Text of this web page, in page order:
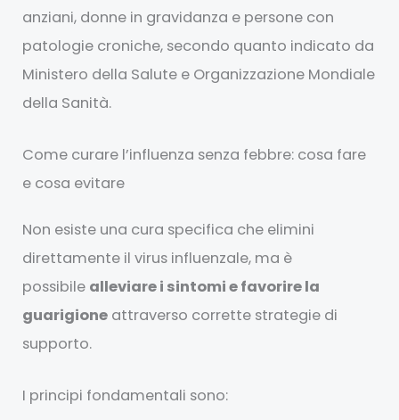
anziani, donne in gravidanza e persone con
patologie croniche, secondo quanto indicato da
Ministero della Salute e Organizzazione Mondiale
della Sanità.
Come curare l’influenza senza febbre: cosa fare
e cosa evitare
Non esiste una cura specifica che elimini
direttamente il virus influenzale, ma è
possibile alleviare i sintomi e favorire la
guarigione attraverso corrette strategie di
supporto.
I principi fondamentali sono: